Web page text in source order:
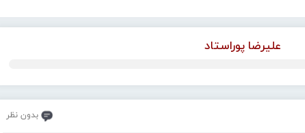
علیرضا پوراستاد
بدون نظر